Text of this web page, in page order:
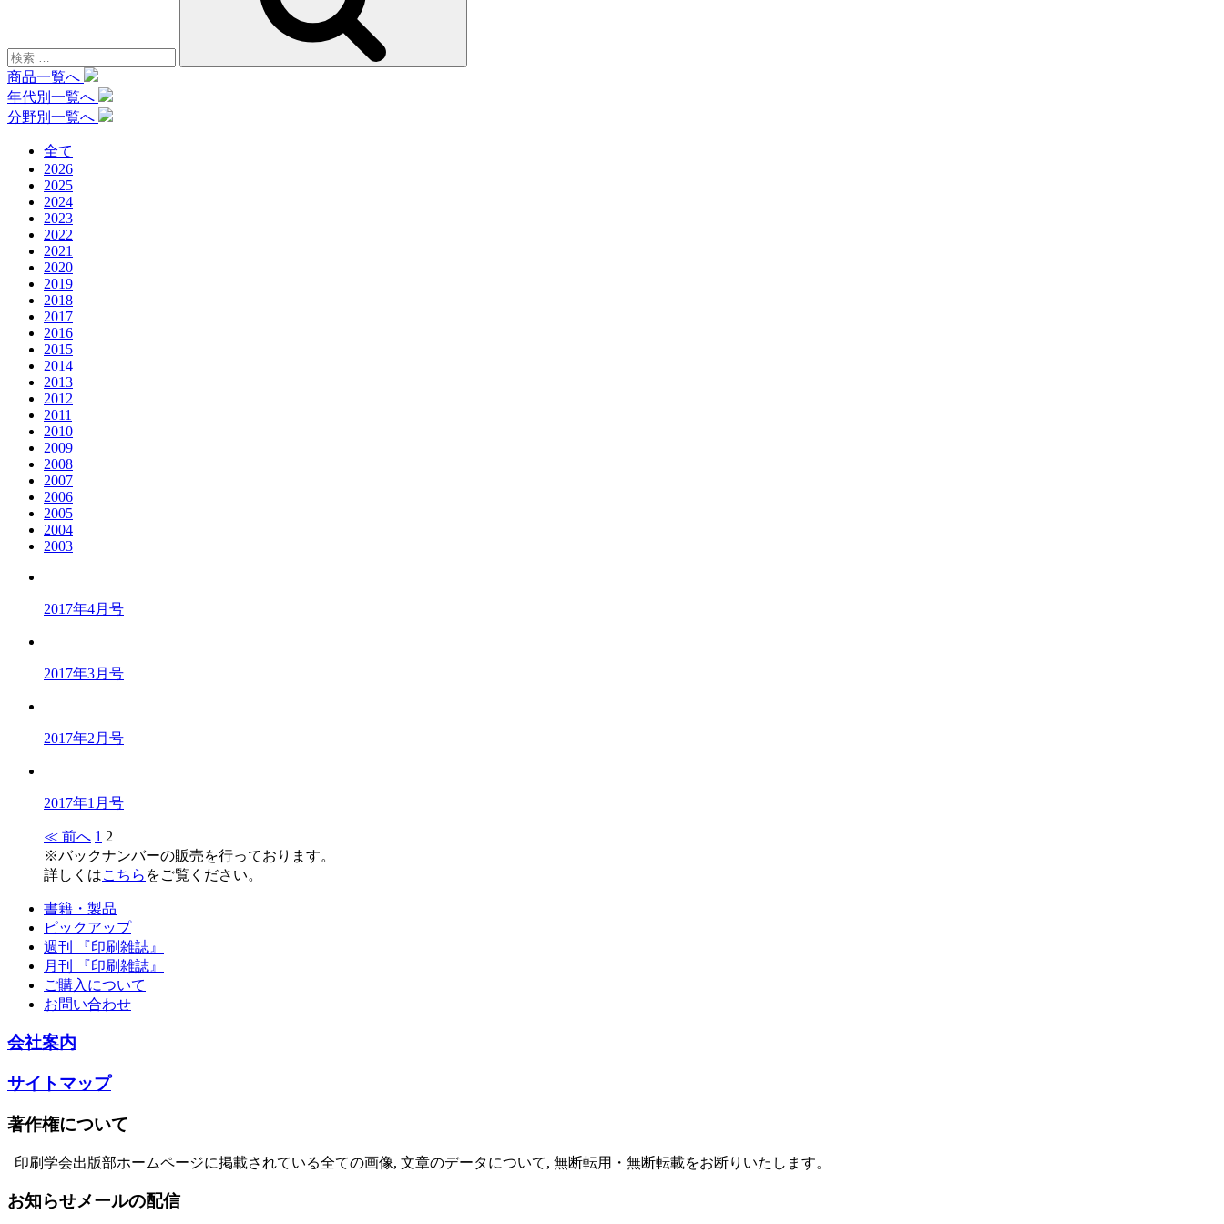
商品一覧へ
年代別一覧へ
分野別一覧へ
全て
2026
2025
2024
2023
2022
2021
2020
2019
2018
2017
2016
2015
2014
2013
2012
2011
2010
2009
2008
2007
2006
2005
2004
2003
2017年4月号
2017年3月号
2017年2月号
2017年1月号
≪ 前へ 1 2
※バックナンバーの販売を行っております。
詳しくはこちら をご覧ください。
書籍・製品
ピックアップ
週刊 『印刷雑誌』
月刊 『印刷雑誌』
ご購入について
お問い合わせ
会社案内
サイトマップ
著作権について
印刷学会出版部ホームページに掲載されている全ての画像, 文章のデータについて, 無断転用・無断転載をお断りいたします。
お知らせメールの配信